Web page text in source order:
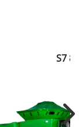
S7